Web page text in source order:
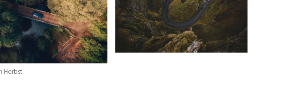
Herbst